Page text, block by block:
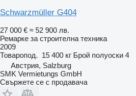
Schwarzmüller G404
27 000 € ≈ 52 900 лв.
Ремарке за строителна техника
2009
Товаропод. 15 400 кг Брой полуоски 4
Австрия, Salzburg
SMK Vermietungs GmbH
Свържете се с продавача